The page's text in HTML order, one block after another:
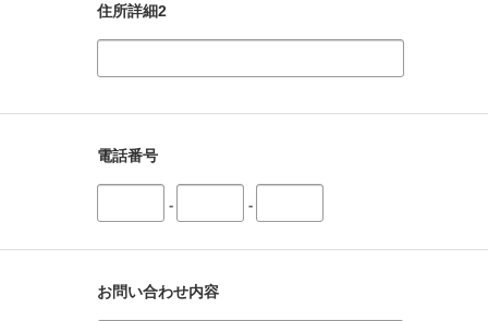
住所詳細2
電話番号
- -
お問い合わせ内容